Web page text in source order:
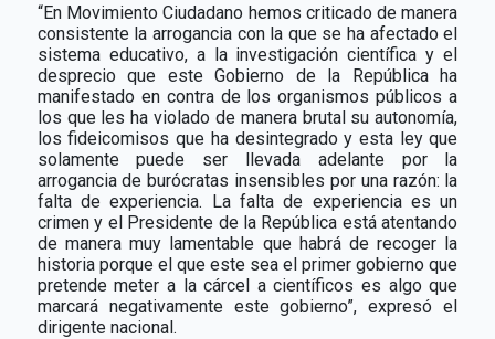
“En Movimiento Ciudadano hemos criticado de manera
consistente la arrogancia con la que se ha afectado el
sistema educativo, a la investigación científica y el
desprecio que este Gobierno de la República ha
manifestado en contra de los organismos públicos a
los que les ha violado de manera brutal su autonomía,
los fideicomisos que ha desintegrado y esta ley que
solamente puede ser llevada adelante por la
arrogancia de burócratas insensibles por una razón: la
falta de experiencia. La falta de experiencia es un
crimen y el Presidente de la República está atentando
de manera muy lamentable que habrá de recoger la
historia porque el que este sea el primer gobierno que
pretende meter a la cárcel a científicos es algo que
marcará negativamente este gobierno”, expresó el
dirigente nacional.